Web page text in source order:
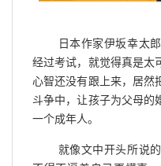
日本作家伊坂幸太
经过考试，就觉得真是太
心智还没有跟上来，居然
斗争中，让孩子为父母的
一个成年人。
就像文中开头所说